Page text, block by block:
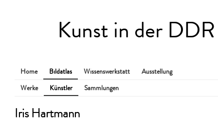
Kunst in der DDR
Home Bildatlas Wissenswerkstatt
Ausstellung
Werke
Künstler Sammlungen
Iris Hartmann